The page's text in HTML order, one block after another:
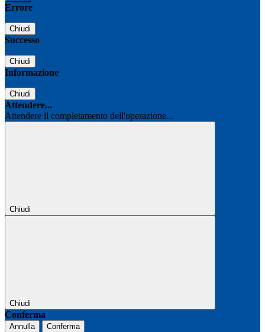
Errore
Chiudi
Successo
Chiudi
Informazione
Chiudi
Attendere...
Attendere il completamento dell'operazione...
Chiudi
Chiudi
Conferma
Annulla Conferma